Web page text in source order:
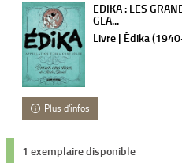
EDIKA : LES
GLA...
Livre | Édika
Plus d'infos
1 exemplaire disponible